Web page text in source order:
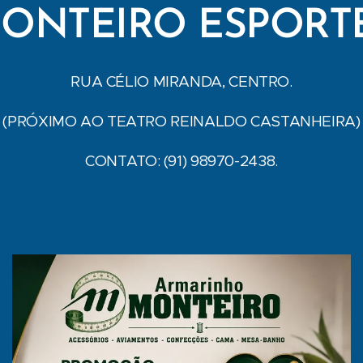
RUA CÉLIO MIRANDA, CENTRO.
(PRÓXIMO AO TEATRO REINALDO CASTANHEIRA)
CONTATO: (91) 98970-2438.